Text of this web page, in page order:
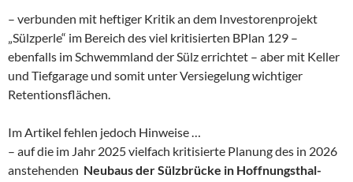
– verbunden mit heftiger Kritik an dem Investorenprojekt
„Sülzperle“ im Bereich des viel kritisierten BPlan 129 –
ebenfalls im Schwemmland der Sülz errichtet – aber mit Keller
und Tiefgarage und somit unter Versiegelung wichtiger
Retentionsflächen.
Im Artikel fehlen jedoch Hinweise …
– auf die im Jahr 2025 vielfach kritisierte Planung des in 2026
anstehenden Neubaus der Sülzbrücke in Hoffnungsthal-